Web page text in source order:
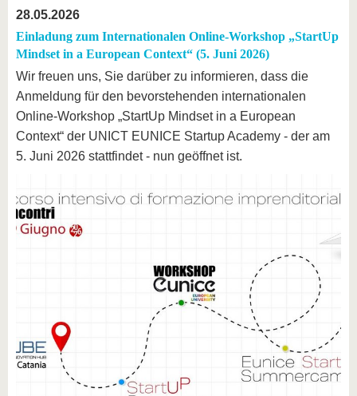
28.05.2026
Einladung zum Internationalen Online-Workshop „StartUp
Mindset in a European Context“ (5. Juni 2026)
Wir freuen uns, Sie darüber zu informieren, dass die
Anmeldung für den bevorstehenden internationalen
Online-Workshop „StartUp Mindset in a European
Context“ der UNICT EUNICE Startup Academy - der am
5. Juni 2026 stattfindet - nun geöffnet ist.